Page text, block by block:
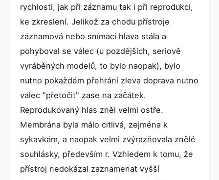
rychlosti, jak při záznamu tak i při reprodukci,
ke zkreslení. Jelikož za chodu přístroje
záznamová nebo snímací hlava stála a
pohyboval se válec (u pozdějších, seriově
vyráběných modelů, to bylo naopak), bylo
nutno pokaždém přehrání zleva doprava nutno
válec "přetočit" zase na začátek.
Reprodukovaný hlas zněl velmi ostře.
Membrána byla málo citlivá, zejména k
sykavkám, a naopak velmi zvýrazňovala znělé
souhlásky, především r. Vzhledem k tomu, že
přístroj nedokázal zaznamenat vyšší